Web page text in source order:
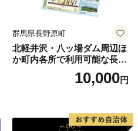
群馬県長野原町
北軽井沢・八ッ場ダム周辺ほ
か町内各所で利用可能な長野
原町ふるさと感謝券（3,000
円分）【トラベル 観光 旅行
10,000円